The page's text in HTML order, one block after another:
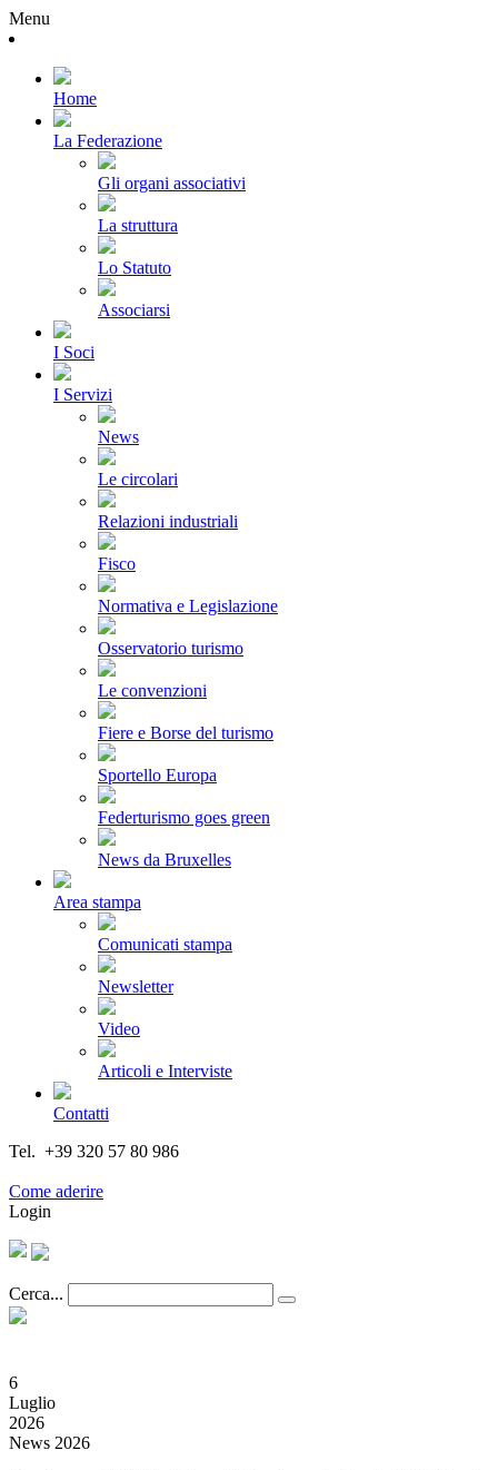
Menu
Home
La Federazione
Gli organi associativi
La struttura
Lo Statuto
Associarsi
I Soci
I Servizi
News
Le circolari
Relazioni industriali
Fisco
Normativa e Legislazione
Osservatorio turismo
Le convenzioni
Fiere e Borse del turismo
Sportello Europa
Federturismo goes green
News da Bruxelles
Area stampa
Comunicati stampa
Newsletter
Video
Articoli e Interviste
Contatti
Tel. +39 320 57 80 986
Come aderire
Login
Cerca...
6
Luglio
2026
News 2026